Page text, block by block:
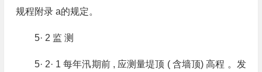
规程附录 a的规定。
5· 2 监 测
5· 2· 1 每年汛期前 , 应测量堤顶 ( 含墙顶) 高程 。发